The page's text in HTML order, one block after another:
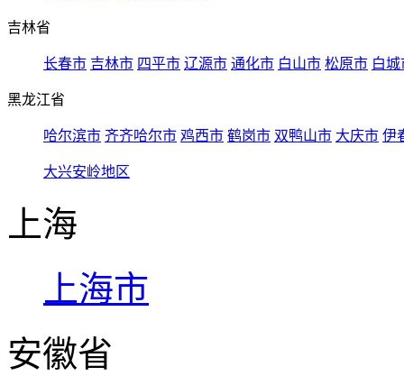
吉林省
长春市 吉林市 四平市 辽源市 通化市 白山市 松原市 白城
黑龙江省
哈尔滨市 齐齐哈尔市 鸡西市 鹤岗市 双鸭山市 大庆市 伊
大兴安岭地区
上海
上海市
安徽省